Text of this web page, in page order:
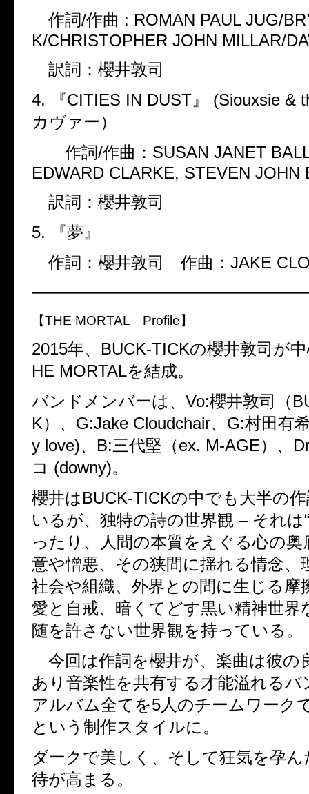
作詞/作曲 : ROMAN PAUL JUG/
K/CHRISTOPHER JOHN MILLAR/
訳詞：櫻井敦司
4. 『CITIES IN DUST』 (Siouxsie &
カヴァー）
作詞/作曲：SUSAN JANET
EDWARD CLARKE, STEVEN JOHN
訳詞：櫻井敦司
5. 『夢』
作詞：櫻井敦司 作曲：JAKE
【THE MORTAL Profile】
2015年、BUCK-TICKの櫻井敦司が
HE MORTALを結成。
バンドメンバーは、Vo:櫻井敦司（
K）、G:Jake Cloudchair、G:村田有
y love)、B:三代堅（ex. M-AGE）、
コ (downy)。
櫻井はBUCK-TICKの中でも大半の
いるが、独特の詩の世界観 – それは
ったり、人間の本質をえぐる心の奥
意や憎悪、その狭間に揺れる情念、
社会や組織、外界との間に生じる摩
愛と自戒、暗くてどす黒い精神世界
随を許さない世界観を持っている。
今回は作詞を櫻井が、楽曲は彼の
あり音楽性を共有する才能溢れるバ
アルバム全てを5人のチームワーク
という制作スタイルに。
ダークで美しく、そして狂気を孕ん
待が高まる。